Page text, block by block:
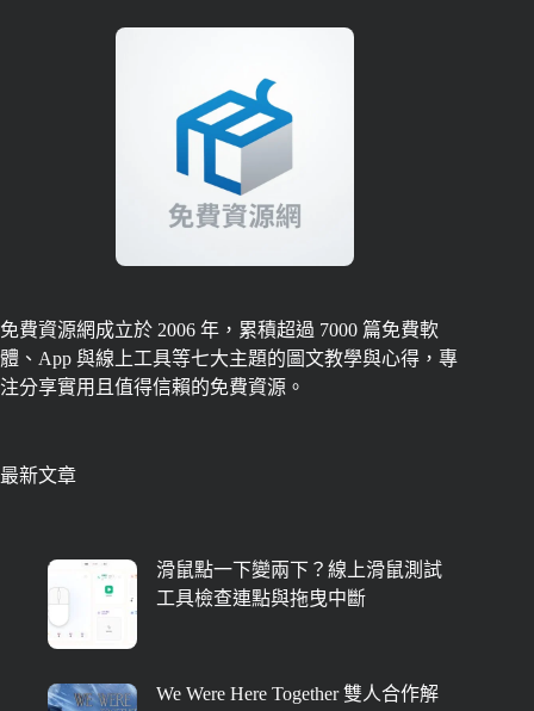
免費資源網成立於 2006 年，累積超過 7000 篇免費軟
體、App 與線上工具等七大主題的圖文教學與心得，專
注分享實用且值得信賴的免費資源。
最新文章
滑鼠點一下變兩下？線上滑鼠測試
工具檢查連點與拖曳中斷
We Were Here Together 雙人合作解